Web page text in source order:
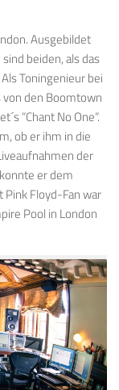
Ausgebildet
beiden, als das
AlsToningenieurbei
den Boomtown
“ChantNo One“.
, ob erihm in die
der
er dem
PinkFloyd-Fanwar
Pool in London